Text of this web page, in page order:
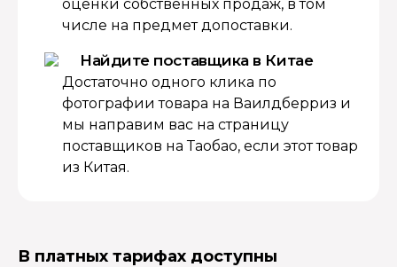
оценки собственных продаж, в том
числе на предмет допоставки.
Найдите поставщика в Китае
Достаточно одного клика по
фотографии товара на Ваилдберриз и
мы направим вас на страницу
поставщиков на Таобао, если этот товар
из Китая.
В платных тарифах доступны